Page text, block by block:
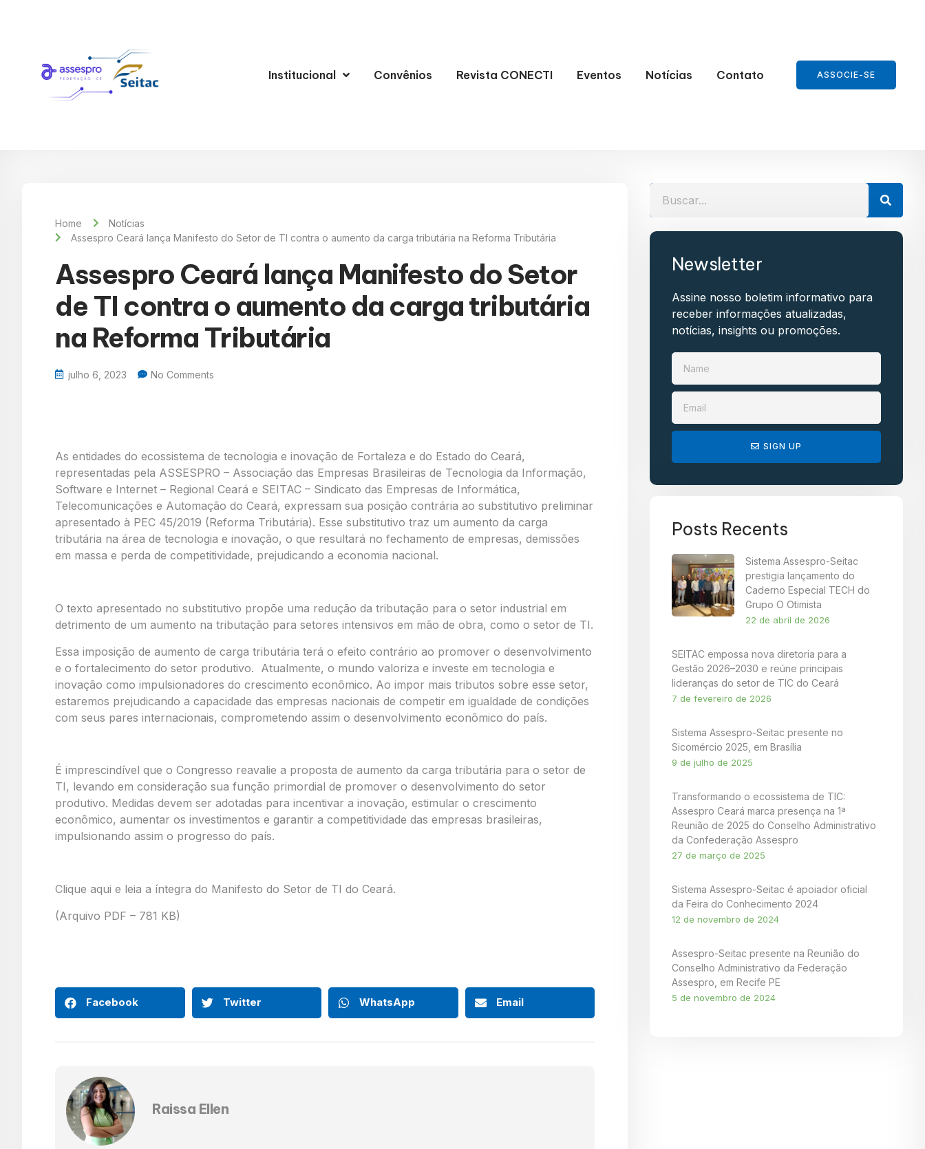
Institucional Convênios Revista CONECTI Eventos Notícias Contato ASSOCIE-SE
Home
Notícias
Assespro Ceará lança Manifesto do Setor de TI contra o aumento da carga tributária na Reforma Tributária
Assespro Ceará lança Manifesto do Setor
de TI contra o aumento da carga tributária
na Reforma Tributária
julho 6, 2023 No Comments
As entidades do ecossistema de tecnologia e inovação de Fortaleza e do Estado do Ceará,
representadas pela ASSESPRO – Associação das Empresas Brasileiras de Tecnologia da Informação,
Software e Internet – Regional Ceará e SEITAC – Sindicato das Empresas de Informática,
Telecomunicações e Automação do Ceará, expressam sua posição contrária ao substitutivo preliminar
apresentado à PEC 45/2019 (Reforma Tributária). Esse substitutivo traz um aumento da carga
tributária na área de tecnologia e inovação, o que resultará no fechamento de empresas, demissões
em massa e perda de competitividade, prejudicando a economia nacional.
O texto apresentado no substitutivo propõe uma redução da tributação para o setor industrial em
detrimento de um aumento na tributação para setores intensivos em mão de obra, como o setor de TI.
Essa imposição de aumento de carga tributária terá o efeito contrário ao promover o desenvolvimento
e o fortalecimento do setor produtivo. Atualmente, o mundo valoriza e investe em tecnologia e
inovação como impulsionadores do crescimento econômico. Ao impor mais tributos sobre esse setor,
estaremos prejudicando a capacidade das empresas nacionais de competir em igualdade de condições
com seus pares internacionais, comprometendo assim o desenvolvimento econômico do país.
É imprescindível que o Congresso reavalie a proposta de aumento da carga tributária para o setor de
TI, levando em consideração sua função primordial de promover o desenvolvimento do setor
produtivo. Medidas devem ser adotadas para incentivar a inovação, estimular o crescimento
econômico, aumentar os investimentos e garantir a competitividade das empresas brasileiras,
impulsionando assim o progresso do país.
Clique aqui e leia a íntegra do Manifesto do Setor de TI do Ceará.
(Arquivo PDF – 781 KB)
Facebook Twitter WhatsApp Email
Raissa Ellen
Newsletter
Assine nosso boletim informativo para
receber informações atualizadas,
notícias, insights ou promoções.​
SIGN UP
Posts Recents
Sistema Assespro-Seitac
prestigia lançamento do
Caderno Especial TECH do
Grupo O Otimista
22 de abril de 2026
SEITAC empossa nova diretoria para a
Gestão 2026–2030 e reúne principais
lideranças do setor de TIC do Ceará
7 de fevereiro de 2026
Sistema Assespro-Seitac presente no
Sicomércio 2025, em Brasília
9 de julho de 2025
Transformando o ecossistema de TIC:
Assespro Ceará marca presença na 1ª
Reunião de 2025 do Conselho Administrativo
da Confederação Assespro
27 de março de 2025
Sistema Assespro-Seitac é apoiador oficial
da Feira do Conhecimento 2024
12 de novembro de 2024
Assespro-Seitac presente na Reunião do
Conselho Administrativo da Federação
Assespro, em Recife PE
5 de novembro de 2024